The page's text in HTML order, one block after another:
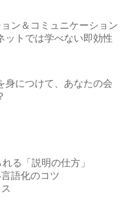
ン＆コミュニケーション
ットでは学べない即効性
身につけて、あなたの会
る「説明の仕方」
語化のコツ